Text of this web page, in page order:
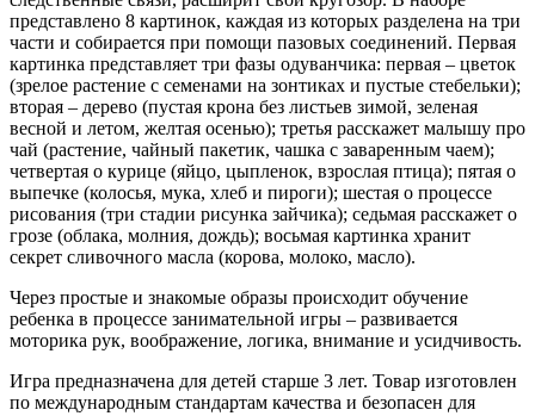
представлено 8 картинок, каждая из которых разделена на три
части и собирается при помощи пазовых соединений. Первая
картинка представляет три фазы одуванчика: первая – цветок
(зрелое растение с семенами на зонтиках и пустые стебельки);
вторая – дерево (пустая крона без листьев зимой, зеленая
весной и летом, желтая осенью); третья расскажет малышу про
чай (растение, чайный пакетик, чашка с заваренным чаем);
четвертая о курице (яйцо, цыпленок, взрослая птица); пятая о
выпечке (колосья, мука, хлеб и пироги); шестая о процессе
рисования (три стадии рисунка зайчика); седьмая расскажет о
грозе (облака, молния, дождь); восьмая картинка хранит
секрет сливочного масла (корова, молоко, масло).
Через простые и знакомые образы происходит обучение
ребенка в процессе занимательной игры – развивается
моторика рук, воображение, логика, внимание и усидчивость.
Игра предназначена для детей старше 3 лет. Товар изготовлен
по международным стандартам качества и безопасен для